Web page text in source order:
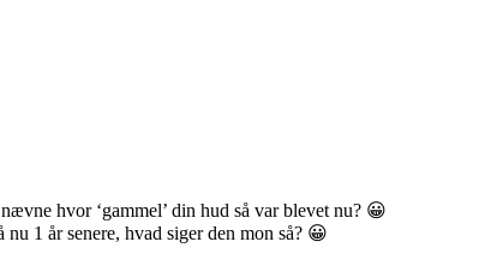
hvor ‘gammel’ din hud så var blevet nu? 😀
1 år senere, hvad siger den mon så? 😀